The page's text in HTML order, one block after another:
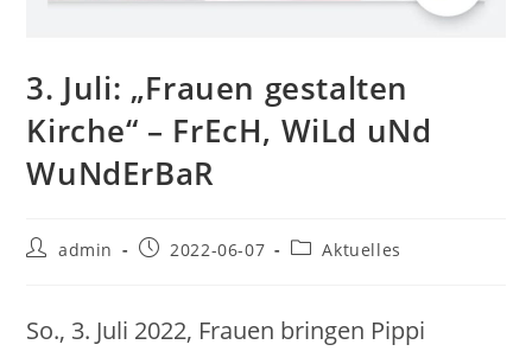
3. Juli: „Frauen gestalten
Kirche“ – FrEcH, WiLd uNd
WuNdErBaR
Beitrags-
admin
Beitrag2022-06-07
Beitrags-
Aktuelles
So., 3. Juli 2022, Frauen bringen Pippi